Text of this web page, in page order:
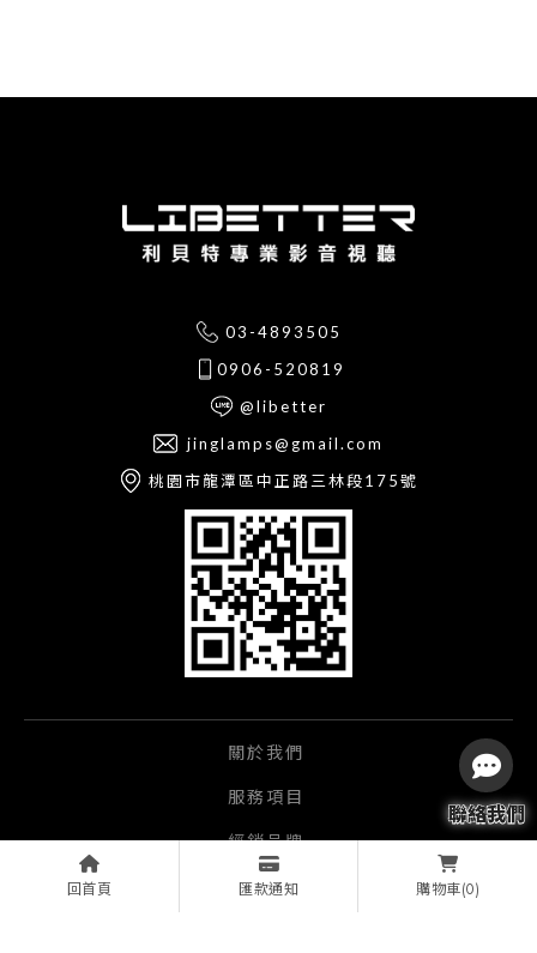
回首頁 匯款通知 購物車(0)
03-4893505
0906-520819
@libetter
jinglamps@gmail.com
桃園市龍潭區中正路三林段175號
關於我們
服務項目
經銷品牌
影音產品